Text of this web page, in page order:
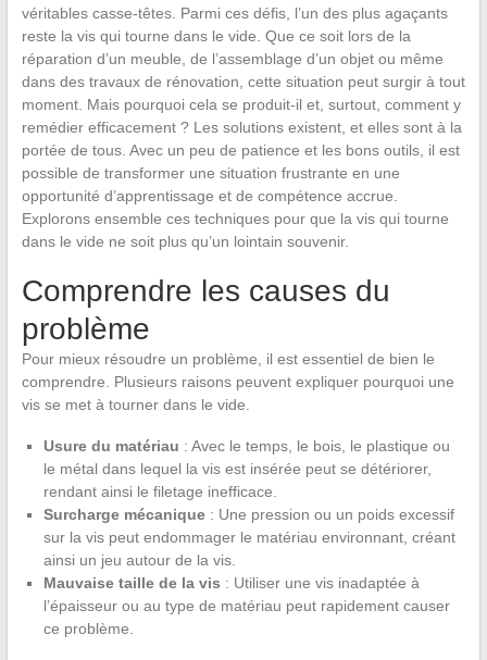
véritables casse-têtes. Parmi ces défis, l’un des plus agaçants
reste la vis qui tourne dans le vide. Que ce soit lors de la
réparation d’un meuble, de l’assemblage d’un objet ou même
dans des travaux de rénovation, cette situation peut surgir à tout
moment. Mais pourquoi cela se produit-il et, surtout, comment y
remédier efficacement ? Les solutions existent, et elles sont à la
portée de tous. Avec un peu de patience et les bons outils, il est
possible de transformer une situation frustrante en une
opportunité d’apprentissage et de compétence accrue.
Explorons ensemble ces techniques pour que la vis qui tourne
dans le vide ne soit plus qu’un lointain souvenir.
Comprendre les causes du
problème
Pour mieux résoudre un problème, il est essentiel de bien le
comprendre. Plusieurs raisons peuvent expliquer pourquoi une
vis se met à tourner dans le vide.
Usure du matériau : Avec le temps, le bois, le plastique ou
le métal dans lequel la vis est insérée peut se détériorer,
rendant ainsi le filetage inefficace.
Surcharge mécanique: Une pression ou un poids excessif
sur la vis peut endommager le matériau environnant, créant
ainsi un jeu autour de la vis.
Mauvaise taille de la vis : Utiliser une vis inadaptée à
l’épaisseur ou au type de matériau peut rapidement causer
ce problème.